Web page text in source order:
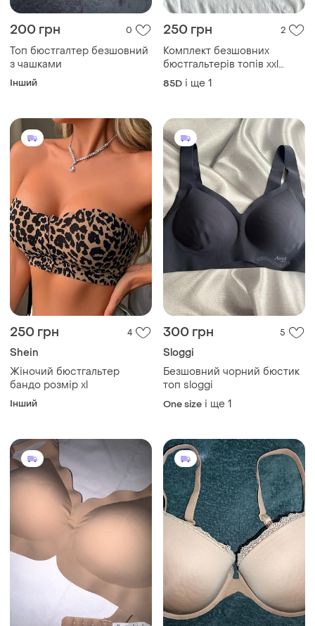
200 грн 0
Топ бюстгалтер безшовний
з чашками
Інший
250 грн 2
Комплект безшовних
бюстгальтерів топів xxl
чорний та сірий
85D і ще 1
250 грн 4
Shein
Жіночий бюстгальтер
бандо розмір xl
Інший
300 грн 5
Sloggi
Безшовний чорний бюстик
топ sloggi
One size і ще 1